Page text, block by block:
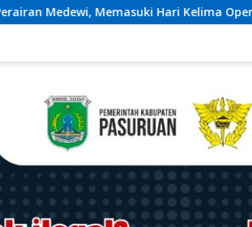
Operasi SAR, Tim Gabungan